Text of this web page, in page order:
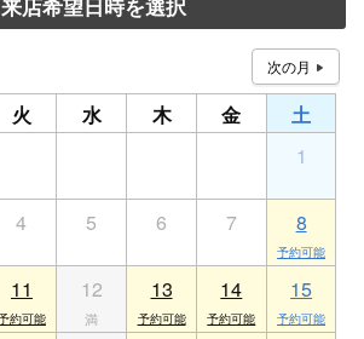
来店希望日時を選択
火 水 木 金
土
1
4 5 6 7 8
11 12 13 14 15